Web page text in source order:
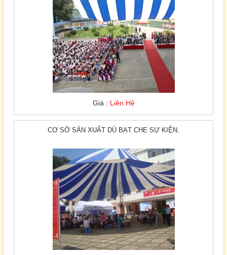
Giá : Liên Hệ
CƠ SỞ SẢN XUẤT DÙ BẠT CHE SỰ KIỆN.